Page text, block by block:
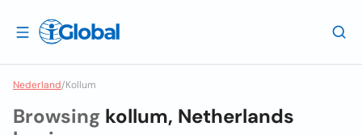
Nederland/Kollum
Browsing kollum, Netherlands